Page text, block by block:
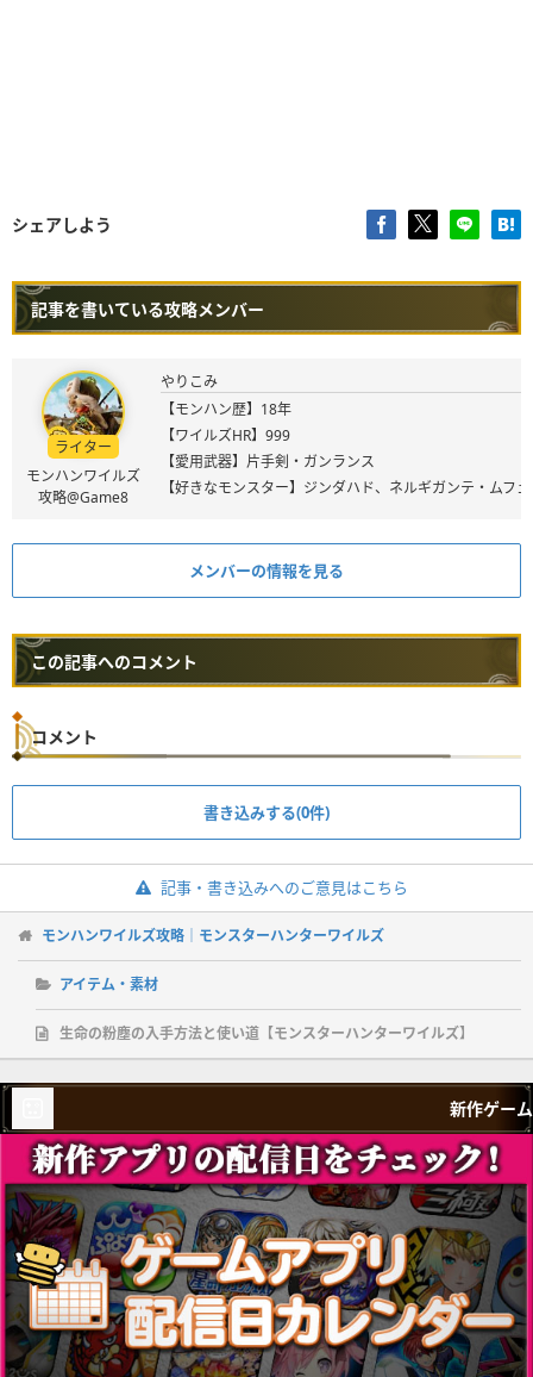
シェアしよう
記事を書いている攻略メンバー
ライター
モンハンワイルズ
攻略@Game8
やりこみ
【モンハン歴】18年
【ワイルズHR】999
【愛用武器】片手剣・ガンランス
【好きなモンスター】ジンダハド、ネルギガンテ・ムフ
メンバーの情報を見る
この記事へのコメント
コメント
書き込みする(0件)
記事・書き込みへのご意見はこちら
モンハンワイルズ攻略｜モンスターハンターワイルズ
アイテム・素材
生命の粉塵の入手方法と使い道【モンスターハンターワイルズ】
新作ゲーム